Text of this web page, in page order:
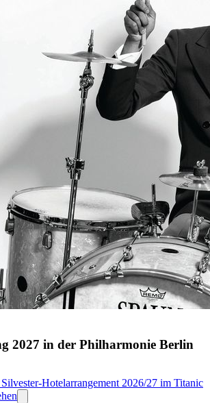
2027 in der Philharmonie Berlin
Hotelarrangement 2026/27 im Titanic